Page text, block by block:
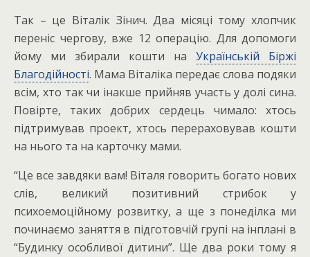
Так – це Віталік Зінич. Два місяці тому хлопчик
переніс чергову, вже 12 операцію. Для допомоги
йому ми збирали кошти на Українській Біржі
Благодійності. Мама Віталіка передає слова подяки
всім, хто так чи інакше прийняв участь у долі сина.
Повірте, таких добрих сердець чимало: хтось
підтримував проект, хтось перераховував кошти
на нього та на карточку мами.
“Це все завдяки вам! Віталя говорить богато нових
слів, великий позитивний стрибок у
психоемоційному розвитку, а ще з понеділка ми
починаємо заняття в підготовчій групі на інплані в
“Будинку особливої дитини”. Ще два роки тому я